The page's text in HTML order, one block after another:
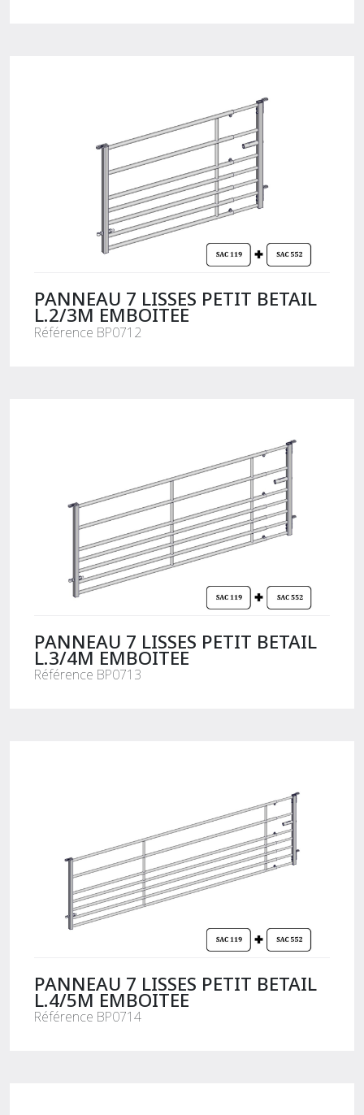
PANNEAU 7 LISSES PETIT BETAIL
L.2/3M EMBOITEE
Référence BP0712
PANNEAU 7 LISSES PETIT BETAIL
L.3/4M EMBOITEE
Référence BP0713
PANNEAU 7 LISSES PETIT BETAIL
L.4/5M EMBOITEE
Référence BP0714